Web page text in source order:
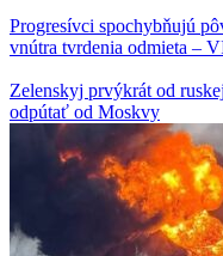
Progresívci spochybňujú
vnútra tvrdenia odmieta –
Zelenskyj prvýkrát od
odpútať od Moskvy